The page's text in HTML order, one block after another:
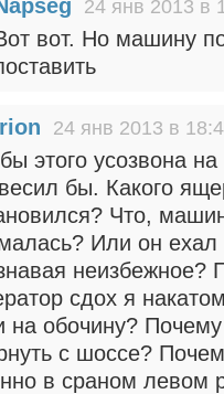
24 янв 2013 в
вот. Но машину
24 янв 2013 в
этого усозвона
бы. Какого
Что,
Или он
неизбежное?
сдох я
на обочину?
с шоссе?
в сраном левом